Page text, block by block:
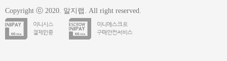
Copyright ⓒ 2020. 알지랩. All right reserved.